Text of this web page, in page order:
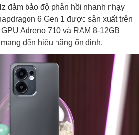
đảm bảo độ phản hồi nhanh nhạy
6 Gen 1 được sản xuất trên
Adreno 710 và RAM 8-12GB
đến hiệu năng ổn định.